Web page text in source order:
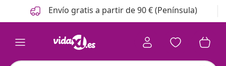
Anterior
Siguiente Envío gratis a partir de 90 € (Península)